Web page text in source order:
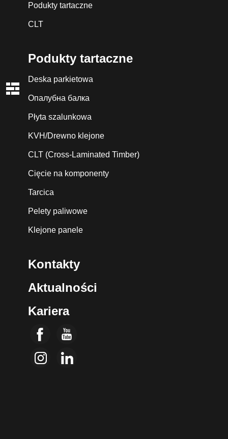
Podukty tartaczne
CLT
Podukty tartaczne
Deska parkietowa
Опалубна балка
Płyta szalunkowa
KVH/Drewno klejone
CLT (Cross-Laminated Timber)
Cięcie na komponenty
Tarcica
Pelety paliwowe
Klejone panele
Kontakty
Aktualności
Kariera